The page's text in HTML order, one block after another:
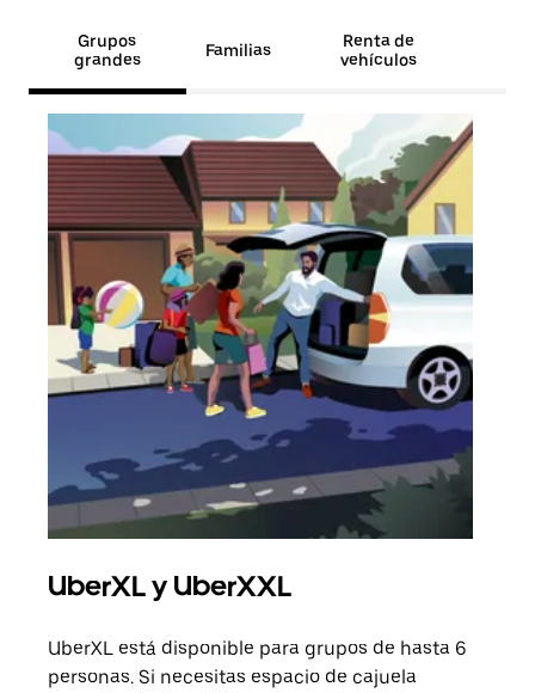
Grupos
grandes
Familias
Renta de
vehículos
UberXL y UberXXL
UberXL está disponible para grupos de hasta 6
personas. Si necesitas espacio de cajuela